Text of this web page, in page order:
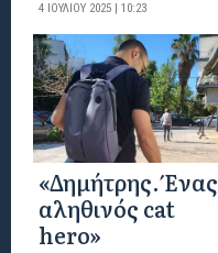
4 ΙΟΥΛΊΟΥ 2025 | 10:23
«Δημήτρης. Ένας
αληθινός cat
hero»